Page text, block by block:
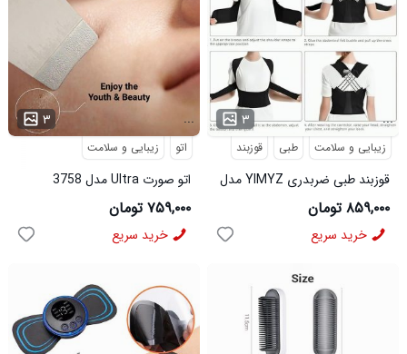
۳ ...
اتو زیبایی و سلامت
اتو صورت Ultra مدل 3758
۷۵۹,۰۰۰ تومان
خرید سریع
۳ ...
زیبایی و سلامت طبی قوزبند
قوزبند طبی ضربدری YIMYZ مدل
3684
۸۵۹,۰۰۰ تومان
خرید سریع